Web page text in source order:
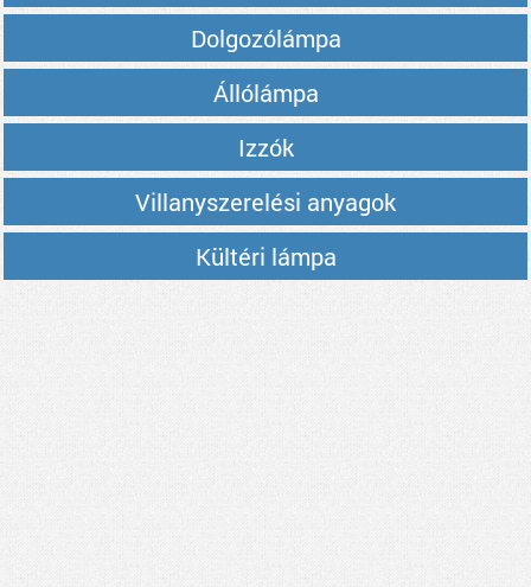
Dolgozólámpa
Állólámpa
Izzók
Villanyszerelési anyagok
Kültéri lámpa